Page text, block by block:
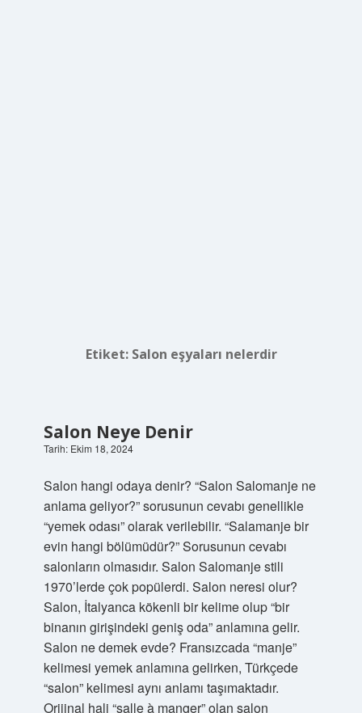
Etiket: Salon eşyaları nelerdir
Salon Neye Denir
Tarih: Ekim 18, 2024
Salon hangi odaya denir? “Salon Salomanje ne
anlama geliyor?” sorusunun cevabı genellikle
“yemek odası” olarak verilebilir. “Salamanje bir
evin hangi bölümüdür?” Sorusunun cevabı
salonların olmasıdır. Salon Salomanje stili
1970’lerde çok popülerdi. Salon neresi olur?
Salon, İtalyanca kökenli bir kelime olup “bir
binanın girişindeki geniş oda” anlamına gelir.
Salon ne demek evde? Fransızcada “manje”
kelimesi yemek anlamına gelirken, Türkçede
“salon” kelimesi aynı anlamı taşımaktadır.
Orijinal hali “salle à manger” olan salon